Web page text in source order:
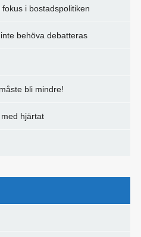
i bostadspolitiken
behöva debatteras
bli mindre!
hjärtat